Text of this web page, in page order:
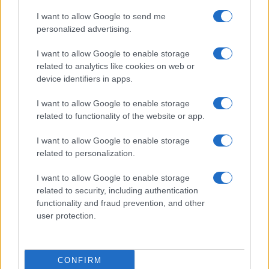
I want to allow Google to send me
personalized advertising.
I want to allow Google to enable storage
related to analytics like cookies on web or
device identifiers in apps.
I want to allow Google to enable storage
related to functionality of the website or app.
I want to allow Google to enable storage
related to personalization.
I want to allow Google to enable storage
related to security, including authentication
functionality and fraud prevention, and other
user protection.
CONFIRM
cos’è e come funziona
diBTCSentinel
6 Ottobre 2023, 20:00
Stop al minting USTC: Terra Classic